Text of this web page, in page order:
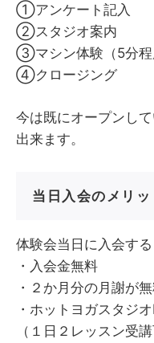
①アンケート記入
②スタジオ案内
③マシン体験（5分程
④クロージング
今は既にオープンし
出来ます。
当日入会のメリッ
体験会当日に入会する
・入会金無料
・２か月分の月謝が
・ホットヨガスタジ
（１日２レッスン受講